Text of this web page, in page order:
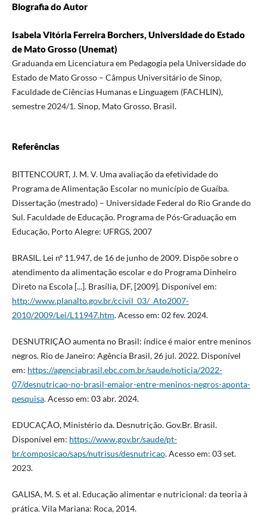
Biografia do Autor
Isabela Vitória Ferreira Borchers, Universidade do Estado
de Mato Grosso (Unemat)
Graduanda em Licenciatura em Pedagogia pela Universidade do
Estado de Mato Grosso – Câmpus Universitário de Sinop,
Faculdade de Ciências Humanas e Linguagem (FACHLIN),
semestre 2024/1. Sinop, Mato Grosso, Brasil.
Referências
BITTENCOURT, J. M. V. Uma avaliação da efetividade do
Programa de Alimentação Escolar no município de Guaíba.
Dissertação (mestrado) – Universidade Federal do Rio Grande do
Sul. Faculdade de Educação. Programa de Pós-Graduação em
Educação, Porto Alegre: UFRGS, 2007
BRASIL. Lei nº 11.947, de 16 de junho de 2009. Dispõe sobre o
atendimento da alimentação escolar e do Programa Dinheiro
Direto na Escola [...]. Brasília, DF, [2009]. Disponível em:
http://www.planalto.gov.br/ccivil_03/_Ato2007-
2010/2009/Lei/L11947.htm. Acesso em: 02 fev. 2024.
DESNUTRIÇÃO aumenta no Brasil: índice é maior entre meninos
negros. Rio de Janeiro: Agência Brasil, 26 jul. 2022. Disponível
em: https://agenciabrasil.ebc.com.br/saude/noticia/2022-
07/desnutricao-no-brasil-emaior-entre-meninos-negros-aponta-
pesquisa. Acesso em: 03 abr. 2024.
EDUCAÇÃO, Ministério da. Desnutrição. Gov.Br. Brasil.
Disponível em: https://www.gov.br/saude/pt-
br/composicao/saps/nutrisus/desnutricao. Acesso em: 03 set.
2023.
GALISA, M. S. et al. Educação alimentar e nutricional: da teoria à
prática. Vila Mariana: Roca, 2014.